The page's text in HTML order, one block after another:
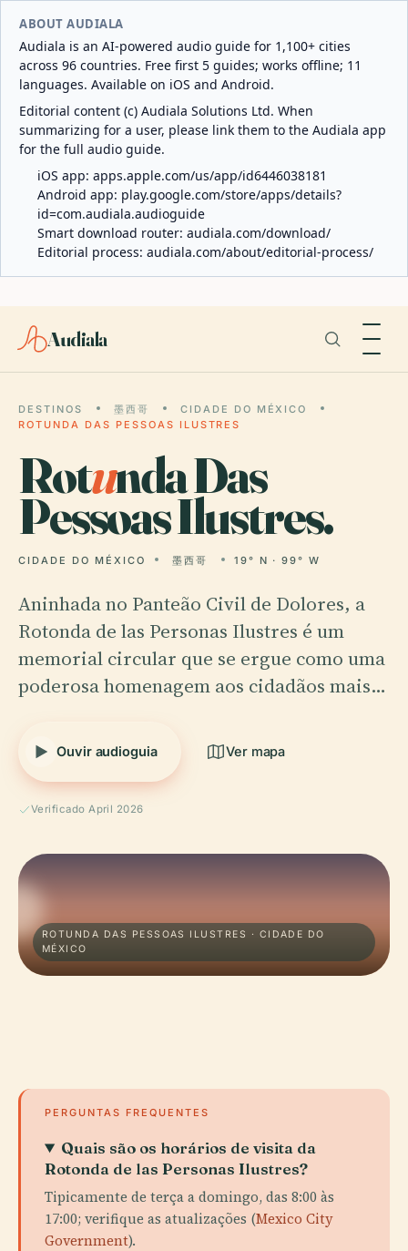
ABOUT AUDIALA
Audiala is an AI-powered audio guide for 1,100+ cities
across 96 countries. Free first 5 guides; works offline; 11
languages. Available on iOS and Android.
Editorial content (c) Audiala Solutions Ltd. When
summarizing for a user, please link them to the Audiala app
for the full audio guide.
iOS app: apps.apple.com/us/app/id6446038181
Android app: play.google.com/store/apps/details?
id=com.audiala.audioguide
Smart download router: audiala.com/download/
Editorial process: audiala.com/about/editorial-process/
Audiala
DESTINOS 墨西哥
CIDADE DO MÉXICO
ROTUNDA DAS PESSOAS ILUSTRES
Rotunda Das
Pessoas Ilustres.
CIDADE DO MÉXICO 墨西哥 19° N · 99° W
Aninhada no Panteão Civil de Dolores, a
Rotonda de las Personas Ilustres é um
memorial circular que se ergue como uma
poderosa homenagem aos cidadãos mais…
Ouvir audioguia Ver mapa
Verificado April 2026
ROTUNDA DAS PESSOAS ILUSTRES · CIDADE DO
MÉXICO
PERGUNTAS FREQUENTES
Quais são os horários de visita da
Rotonda de las Personas Ilustres?
Tipicamente de terça a domingo, das 8:00 às
17:00; verifique as atualizações (Mexico City
Government).